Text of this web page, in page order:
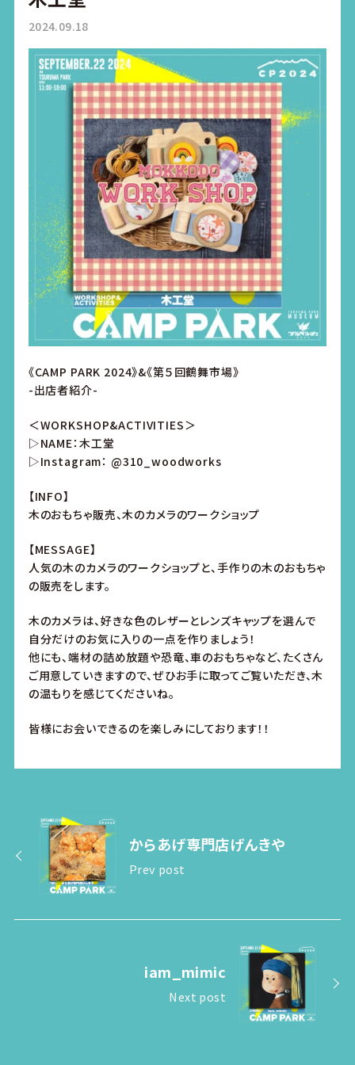
2024.09.18
《CAMP PARK 2024》&《第５回鶴舞市場》
-出店者紹介-
＜WORKSHOP&ACTIVITIES＞
▷NAME：木工堂
▷Instagram： @310_woodworks
【INFO】
木のおもちゃ販売、木のカメラのワークショップ
【MESSAGE】
人気の木のカメラのワークショップと、手作りの木のおもちゃ
の販売をします。
木のカメラは、好きな色のレザーとレンズキャップを選んで
自分だけのお気に入りの一点を作りましょう！
他にも、端材の詰め放題や恐竜、車のおもちゃなど、たくさん
ご用意していきますので、ぜひお手に取ってご覧いただき、木
の温もりを感じてくださいね。
皆様にお会いできるのを楽しみにしております！！
からあげ専門店げんきや
Prev post
iam_mimic
Next post